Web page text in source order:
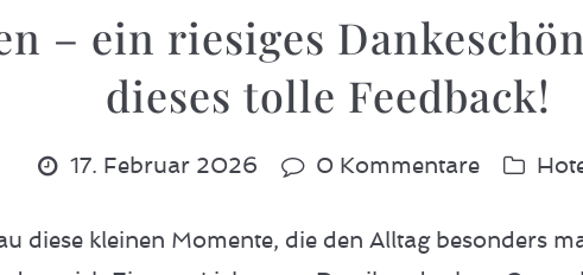
– ein riesiges
dieses tolle Feedback!
17. Februar 2026 0 Kommentare
diese kleinen Momente, die den Alltag besonders